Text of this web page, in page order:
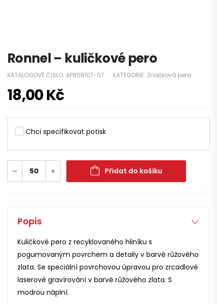
Ronnel – kuličkové pero
KATALOGOVÉ ČÍSLO: AP808107-07 KATEGORIE: Značková pera
18,00Kč
Chci specifikovat potisk
Přidat do košíku
Popis
Kuličkové pero z recyklovaného hliníku s
pogumovaným povrchem a detaily v barvě růžového
zlata. Se speciální povrchovou úpravou pro zrcadlové
laserové gravírování v barvě růžového zlata. S
modrou náplní.